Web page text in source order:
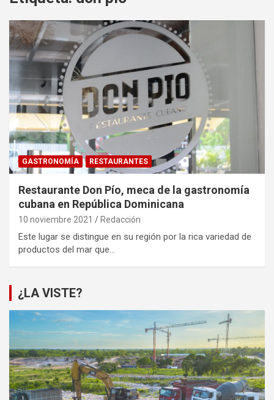
GASTRONOMÍA RESTAURANTES
Restaurante Don Pío, meca de la gastronomía
cubana en República Dominicana
10 noviembre 2021 Redacción
Este lugar se distingue en su región por la rica variedad de
productos del mar que…
¿LA VISTE?